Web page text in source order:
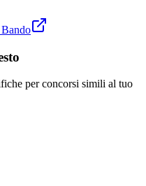
Bando
per concorsi simili al tuo